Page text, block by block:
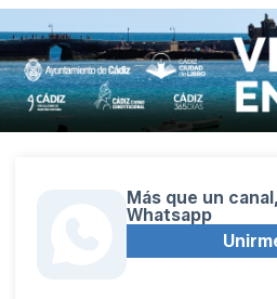
Más que un
Whatsapp